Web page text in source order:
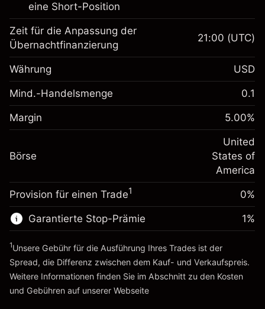
Margin. Ihre Investition
$1,000.00
Anpassung der
Übernachtfinanzierung
fremdfinanzierten
(-$4.31)
~$20,000.00
Zur Plattform
eine Short-Position
Margin. Ihre Investition
$1,000.00
Anpassung der
-0.000654
%
(-$0.13)
Positionsgröße mit Hebelwirkung
~$20,000.00
Geld aus Hebelwirkung ~ $
Zur Plattform
Zeit für die Anpassung der
Übernachtfinanzierung
21:00 (UTC)
Währung USD
Mind.-Handelsmenge 0.1
Margin 5.00%
Börse
United
States of
America
Provision für einen Trade1 0%
Garantierte Stop-Prämie 1%
1Unsere Gebühr für die Ausführung Ihres Trades ist der
Spread, die Differenz zwischen dem Kauf- und Verkaufspreis.
Weitere Informationen finden Sie im Abschnitt zu den Kosten
und Gebühren auf unserer Webseite